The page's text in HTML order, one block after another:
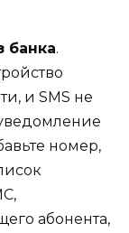
банка.
и SMS не
номер,
абонента,